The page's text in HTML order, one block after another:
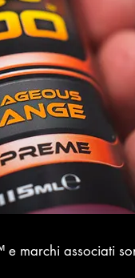
marchi associati